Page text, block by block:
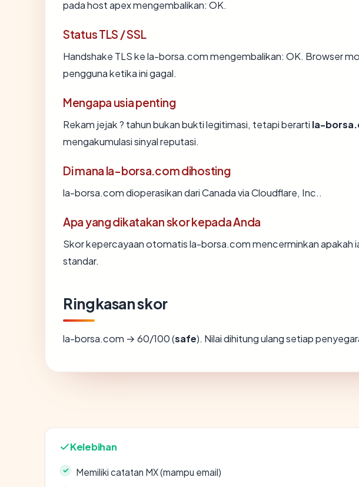
pada host apex mengembalikan: OK.
Status TLS / SSL
Handshake TLS ke la-borsa.com mengembalikan: OK. Browser
pengguna ketika ini gagal.
Mengapa usia penting
Rekam jejak ? tahun bukan bukti legitimasi, tetapi berarti la-
mengakumulasi sinyal reputasi.
Di mana la-borsa.com dihosting
la-borsa.com dioperasikan dari Canada via Cloudflare, Inc..
Apa yang dikatakan skor kepada Anda
Skor kepercayaan otomatis la-borsa.com mencerminkan apakah
standar.
Ringkasan skor
la-borsa.com → 60/100 (safe). Nilai dihitung ulang setiap
Kelebihan
Memiliki catatan MX (mampu email)